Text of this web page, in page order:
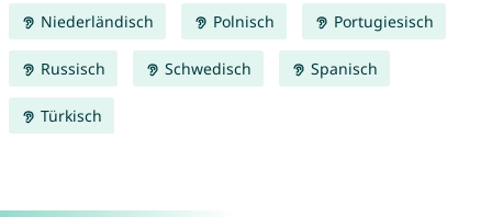
Niederländisch Polnisch Portugiesisch
Russisch Schwedisch Spanisch
Türkisch